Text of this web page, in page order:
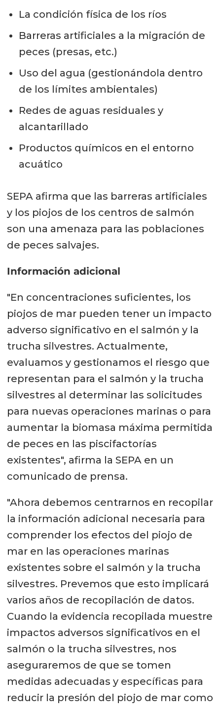
La condición física de los ríos
Barreras artificiales a la migración de
peces (presas, etc.)
Uso del agua (gestionándola dentro
de los límites ambientales)
Redes de aguas residuales y
alcantarillado
Productos químicos en el entorno
acuático
SEPA afirma que las barreras artificiales
y los piojos de los centros de salmón
son una amenaza para las poblaciones
de peces salvajes.
Información adicional
"En concentraciones suficientes, los
piojos de mar pueden tener un impacto
adverso significativo en el salmón y la
trucha silvestres. Actualmente,
evaluamos y gestionamos el riesgo que
representan para el salmón y la trucha
silvestres al determinar las solicitudes
para nuevas operaciones marinas o para
aumentar la biomasa máxima permitida
de peces en las piscifactorías
existentes", afirma la SEPA en un
comunicado de prensa.
"Ahora debemos centrarnos en recopilar
la información adicional necesaria para
comprender los efectos del piojo de
mar en las operaciones marinas
existentes sobre el salmón y la trucha
silvestres. Prevemos que esto implicará
varios años de recopilación de datos.
Cuando la evidencia recopilada muestre
impactos adversos significativos en el
salmón o la trucha silvestres, nos
aseguraremos de que se tomen
medidas adecuadas y específicas para
reducir la presión del piojo de mar como